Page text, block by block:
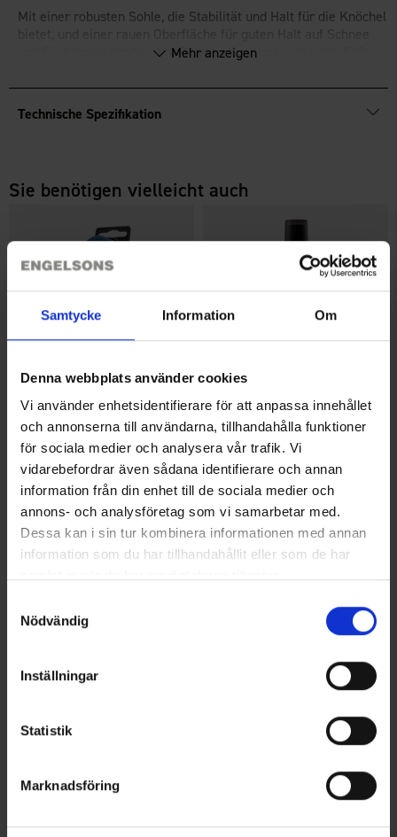
Samtycke Information Om
Denna webbplats använder cookies
Vi använder enhetsidentifierare för att anpassa innehållet
och annonserna till användarna, tillhandahålla funktioner
för sociala medier och analysera vår trafik. Vi
vidarebefordrar även sådana identifierare och annan
information från din enhet till de sociala medier och
annons- och analysföretag som vi samarbetar med.
Dessa kan i sin tur kombinera informationen med annan
information som du har tillhandahållit eller som de har
Nödvändig
Inställningar
Statistik
Marknadsföring
Mit einer robusten Sohle, die Stabilität und Halt für die Knöchel
und Eis können Kinder draußen spielen, ohne sich kalte Füße
Mehr anzeigen
Technische Spezifikation
Sie benötigen vielleicht auch
Springyard Gum Boot Shine
5,95 €
Springyard Rubber Booster
8,95 €
Ähnliche Produkte
Polyver Winter Junior
Polyver
Gummistiefel Kinder Winter
Andere kauften auch